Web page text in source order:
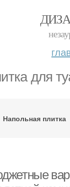
для
Напольная плитка